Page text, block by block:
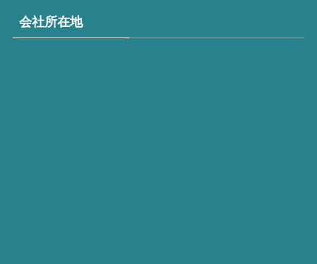
会社所在地